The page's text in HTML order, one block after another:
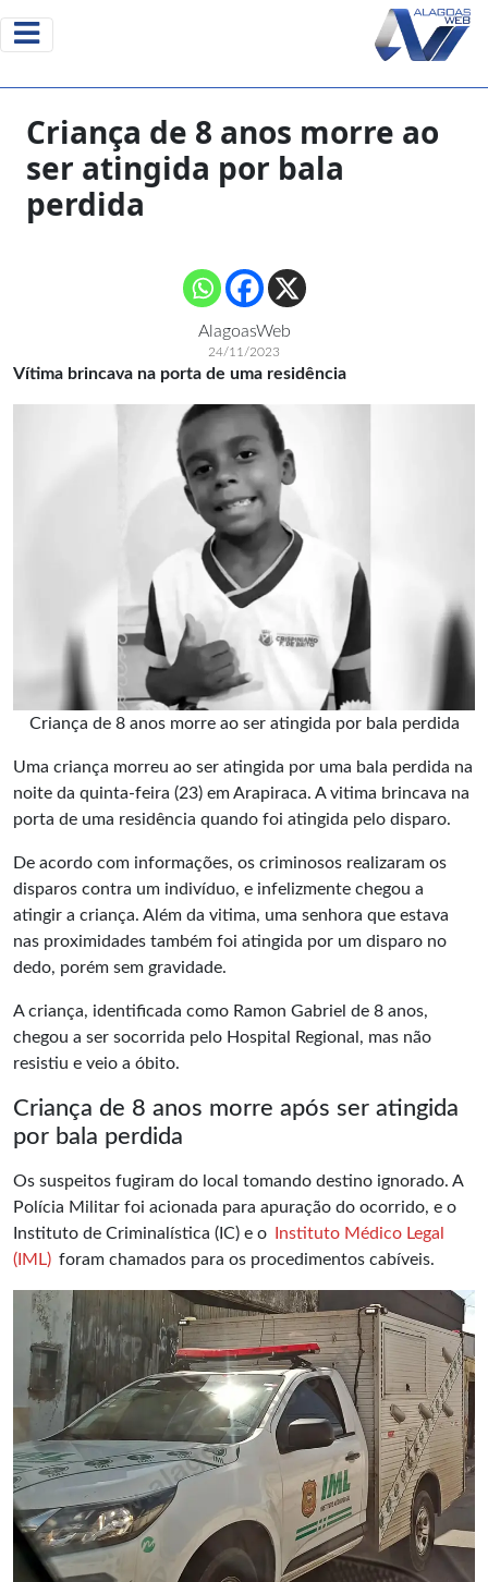
Criança de 8 anos morre ao
ser atingida por bala
perdida
AlagoasWeb
24/11/2023
Vítima brincava na porta de uma residência
Criança de 8 anos morre ao ser atingida por bala perdida
Uma criança morreu ao ser atingida por uma bala perdida na
noite da quinta-feira (23) em Arapiraca. A vitima brincava na
porta de uma residência quando foi atingida pelo disparo.
De acordo com informações, os criminosos realizaram os
disparos contra um indivíduo, e infelizmente chegou a
atingir a criança. Além da vitima, uma senhora que estava
nas proximidades também foi atingida por um disparo no
dedo, porém sem gravidade.
A criança, identificada como Ramon Gabriel de 8 anos,
chegou a ser socorrida pelo Hospital Regional, mas não
resistiu e veio a óbito.
Criança de 8 anos morre após ser atingida
por bala perdida
Os suspeitos fugiram do local tomando destino ignorado. A
Polícia Militar foi acionada para apuração do ocorrido, e o
Instituto de Criminalística (IC) e o
Instituto Médico Legal
(IML) foram chamados para os procedimentos cabíveis.